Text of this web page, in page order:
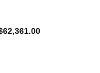
62,361.00